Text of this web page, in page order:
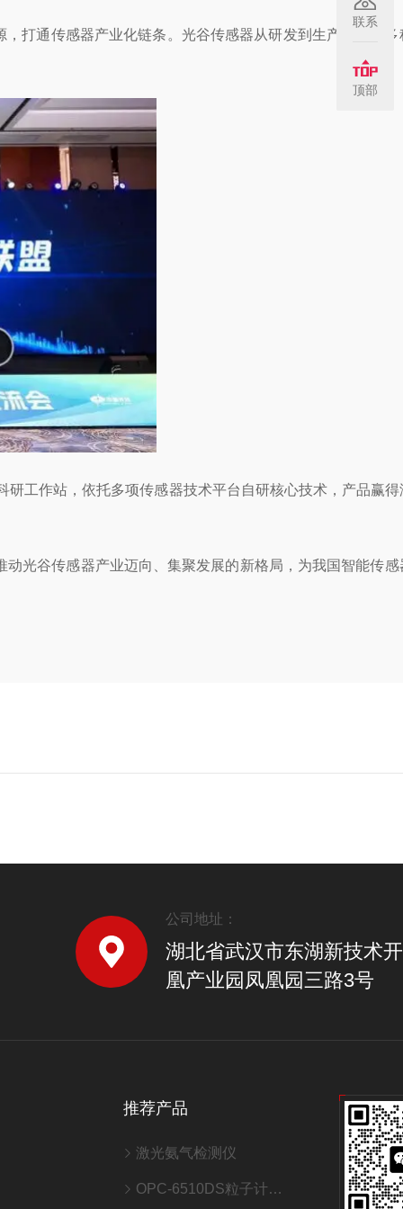
打通传感器产业化链条。光谷传感器从研发到生产，聚集多
工作站，依托多项传感器技术平台自研核心技术，产品赢
光谷传感器产业迈向、集聚发展的新格局，为我国智能传感
公司地址：
湖北省武汉市东湖新技术
凰产业园凤凰园三路3号
推荐产品
激光氨气检测仪
OPC-6510DS粒子计数器
联系
顶部